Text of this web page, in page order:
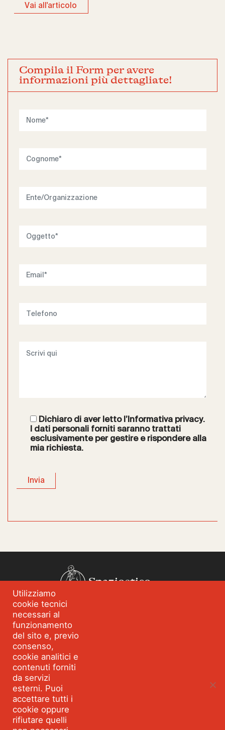
Vai all'articolo
Compila il Form per avere
informazioni più dettagliate!
Dichiaro di aver letto l’Informativa privacy.
I dati personali forniti saranno trattati
esclusivamente per gestire e rispondere alla
mia richiesta.
Spazioetico
Chi siamo
Blog
Servizi
Strumenti e percorsi
Parla con Spazioetico
Utilizziamo
cookie tecnici
necessari al
funzionamento
del sito e, previo
consenso,
cookie analitici e
contenuti forniti
da servizi
esterni. Puoi
accettare tutti i
cookie oppure
rifiutare quelli